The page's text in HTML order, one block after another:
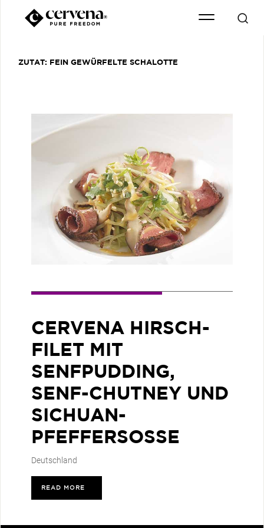
ZUTAT: FEIN GEWÜRFELTE SCHALOTTE
CERVENA HIRSCH-
FILET MIT
SENFPUDDING,
SENF-CHUTNEY UND
SICHUAN-
PFEFFERSOSSE
Deutschland
READ MORE